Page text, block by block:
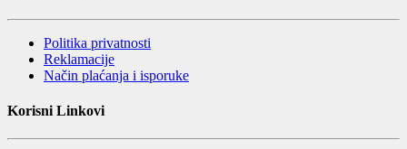
Politika privatnosti
Reklamacije
Način plaćanja i isporuke
Korisni Linkovi